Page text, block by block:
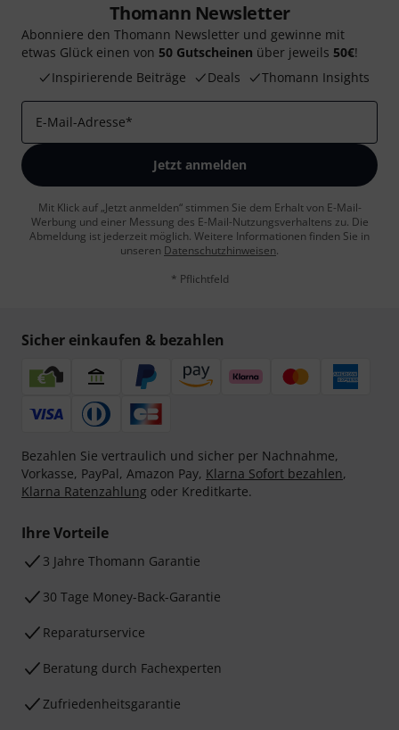
Thomann Newsletter
Abonniere den Thomann Newsletter und gewinne mit
etwas Glück einen von 50 Gutscheinen über jeweils 50€!
Inspirierende Beiträge
Deals Thomann Insights
E-Mail-Adresse*
Jetzt anmelden
Mit Klick auf „Jetzt anmelden“ stimmen Sie dem Erhalt von E-Mail-
Werbung und einer Messung des E-Mail-Nutzungsverhaltens zu. Die
Abmeldung ist jederzeit möglich. Weitere Informationen finden Sie in
unseren Datenschutzhinweisen.
* Pflichtfeld
Sicher einkaufen & bezahlen
Bezahlen Sie vertraulich und sicher per Nachnahme,
Vorkasse, PayPal, Amazon Pay, Klarna Sofort bezahlen,
Klarna Ratenzahlung oder Kreditkarte.
Ihre Vorteile
3 Jahre Thomann Garantie
30 Tage Money-Back-Garantie
Reparaturservice
Beratung durch Fachexperten
Zufriedenheitsgarantie